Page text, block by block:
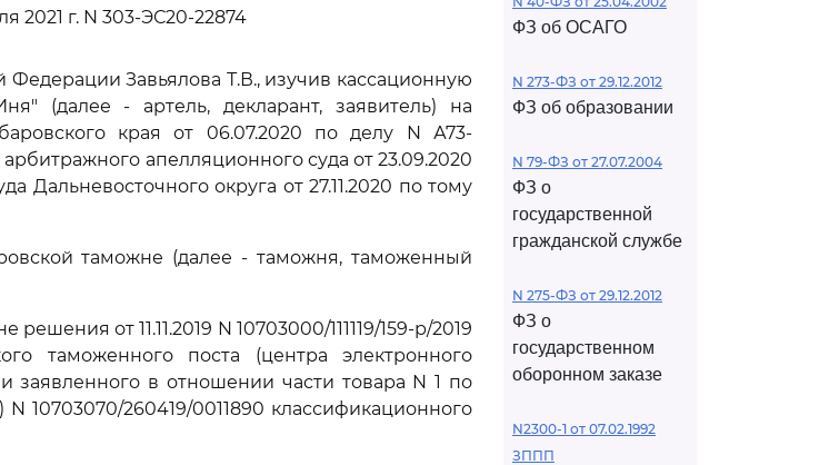
2021 г. N 303-ЭС20-22874
Федерации Завьялова Т.В., изучив кассационную
(далее - артель, декларант, заявитель) на
края от 06.07.2020 по делу N А73-
апелляционного суда от 23.09.2020
Дальневосточного округа от 27.11.2020 по тому
таможне (далее - таможня, таможенный
от 11.11.2019 N 10703000/111119/159-р/2019
таможенного поста (центра электронного
заявленного в отношении части товара N 1 по
10703070/260419/0011890 классификационного
ФЗ об ОСАГО
N 273-ФЗ от 29.12.2012
ФЗ об образовании
N 79-ФЗ от 27.07.2004
ФЗ о
государственной
гражданской службе
N 275-ФЗ от 29.12.2012
ФЗ о
государственном
оборонном заказе
N2300-1 от 07.02.1992
ЗППП